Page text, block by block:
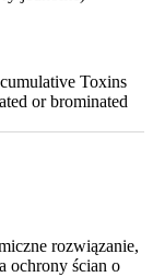
Toxins
or brominated
rozwiązanie,
ochrony ścian o